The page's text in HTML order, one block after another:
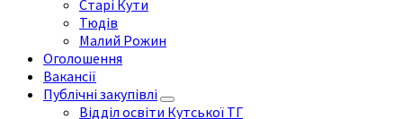
Старі Кути
Тюдів
Малий Рожин
Оголошення
Вакансії
Публічні закупівлі
Відділ освіти Кутської ТГ